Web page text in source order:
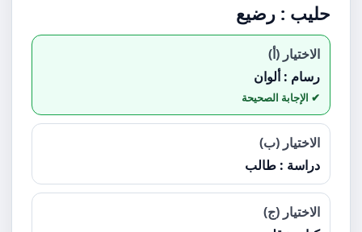
حليب : رضيع
الاختيار (أ)
رسام : ألوان
الاختيار (ب)
دراسة : طالب
الاختيار (ج)